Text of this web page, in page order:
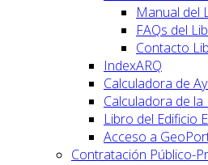
Manual del
FAQs del
Contacto
IndexARQ
Calculadora de
Calculadora de
Libro del Edificio
Acceso a
Contratación Público-